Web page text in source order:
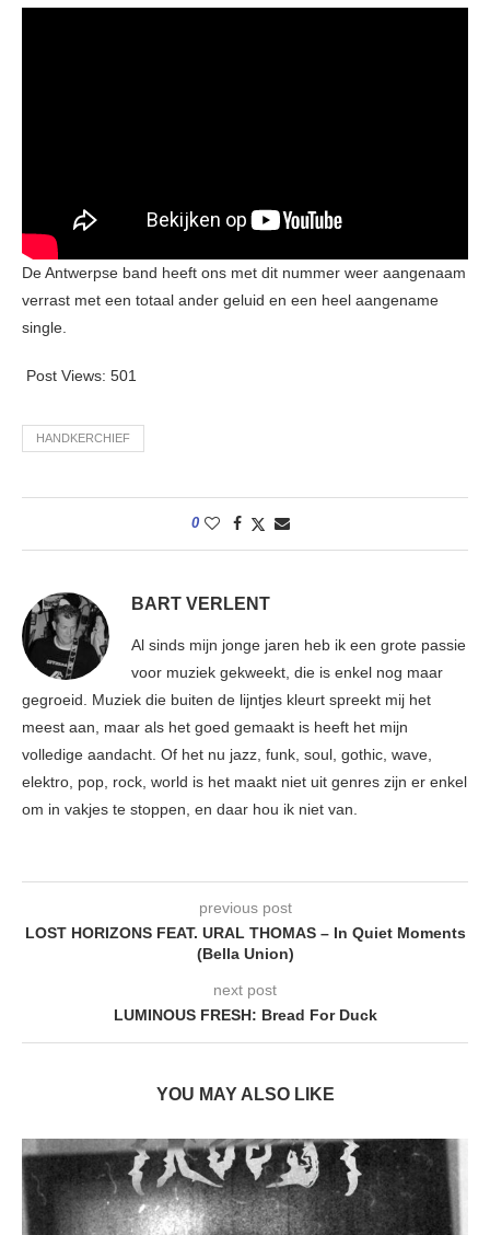
De Antwerpse band heeft ons met dit nummer weer aangenaam
verrast met een totaal ander geluid en een heel aangename
single.
Post Views: 501
HANDKERCHIEF
0
BART VERLENT
Al sinds mijn jonge jaren heb ik een grote passie
voor muziek gekweekt, die is enkel nog maar
gegroeid. Muziek die buiten de lijntjes kleurt spreekt mij het
meest aan, maar als het goed gemaakt is heeft het mijn
volledige aandacht. Of het nu jazz, funk, soul, gothic, wave,
elektro, pop, rock, world is het maakt niet uit genres zijn er enkel
om in vakjes te stoppen, en daar hou ik niet van.
previous post
LOST HORIZONS FEAT. URAL THOMAS – In Quiet Moments
(Bella Union)
next post
LUMINOUS FRESH: Bread For Duck
YOU MAY ALSO LIKE